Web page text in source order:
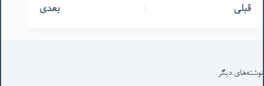
قبلی بعدی
نوشته‌های‌ دیگر